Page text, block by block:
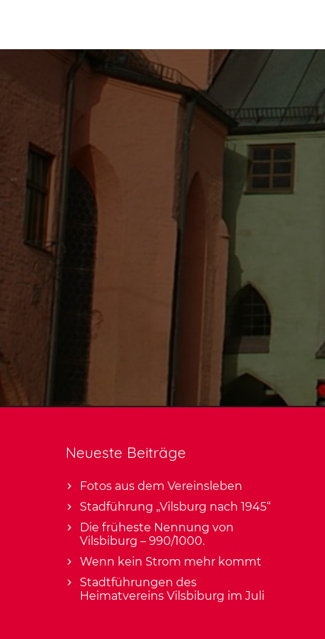
Neueste Beiträge
Fotos aus dem Vereinsleben
Stadführung „Vilsburg nach 1945“
Die früheste Nennung von
Vilsbiburg – 990/1000.
Wenn kein Strom mehr kommt
Stadtführungen des
Heimatvereins Vilsbiburg im Juli